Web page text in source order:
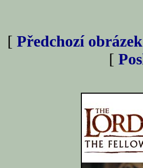
[ Předchozí obrázek
[